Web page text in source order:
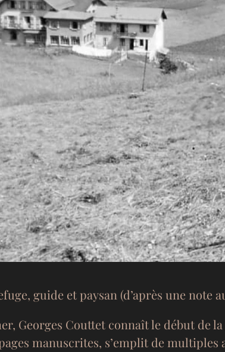
guide et paysan (d’après une note
Georges Couttet connaît le début de
manuscrites, s’emplit de